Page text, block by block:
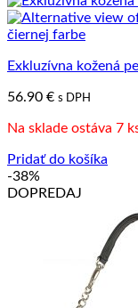
Exkluzívna kožená
56.90 € s DPH
Na sklade ostáva 7
Pridať do košíka
-38%
DOPREDAJ